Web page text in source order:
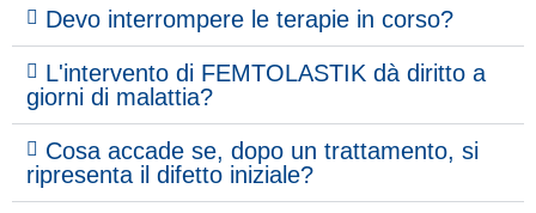
Devo interrompere le terapie in corso?
L'intervento di FEMTOLASTIK dà diritto a
giorni di malattia?
Cosa accade se, dopo un trattamento, si
ripresenta il difetto iniziale?